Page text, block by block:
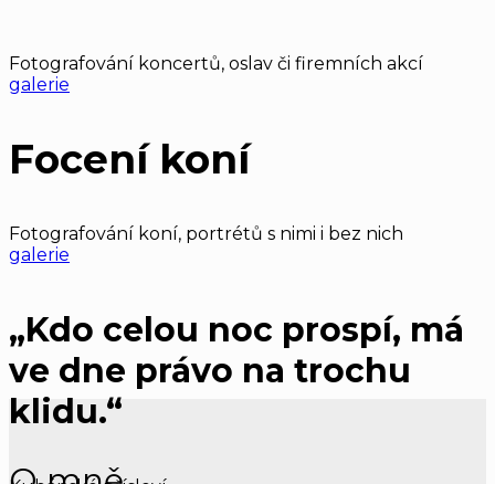
Fotografování koncertů, oslav či firemních akcí
galerie
Focení koní
Fotografování koní, portrétů s nimi i bez nich
galerie
„Kdo celou noc prospí, má
ve dne právo na trochu
klidu.“